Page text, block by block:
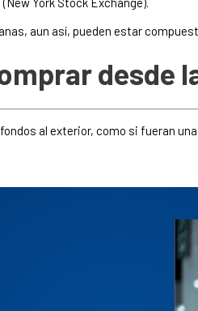
aun así, pueden estar
desde
al exterior, como si fueran